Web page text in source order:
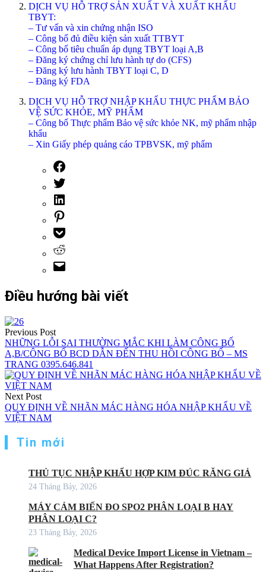
DỊCH VỤ HỖ TRỢ SẢN XUẤT VÀ XUẤT KHẨU
TBYT:
– Tư vấn và xin chứng nhận ISO
– Công bố đủ điều kiện sản xuất TTBYT
– Công bố tiêu chuẩn áp dụng TBYT loại A,B
– Đăng ký chứng chỉ lưu hành tự do (CFS)
– Đăng ký lưu hành TBYT loại C, D
– Đăng ký FDA
DỊCH VỤ HỖ TRỢ NHẬP KHẨU THỰC PHẨM BẢO
VỆ SỨC KHỎE, MỸ PHẨM
– Công bố Thực phẩm Bảo vệ sức khỏe NK, mỹ phẩm nhập
khẩu
– Xin Giấy phép quảng cáo TPBVSK, mỹ phẩm
Điều hướng bài viết
Previous Post
NHỮNG LỖI SAI THƯỜNG MẮC KHI LÀM CÔNG BỐ
A,B/CÔNG BỐ BCD DẪN ĐẾN THU HỒI CÔNG BỐ – MS
TRANG 0395.646.841
Next Post
QUY ĐỊNH VỀ NHÃN MÁC HÀNG HÓA NHẬP KHẨU VỀ
VIỆT NAM
Tin mới
THỦ TỤC NHẬP KHẨU HỢP KIM ĐÚC RĂNG GIẢ
24 Tháng Bảy, 2026
MÁY CẢM BIẾN ĐO SPO2 PHÂN LOẠI B HAY
PHÂN LOẠI C?
23 Tháng Bảy, 2026
Medical Device Import License in Vietnam –
What Happens After Registration?